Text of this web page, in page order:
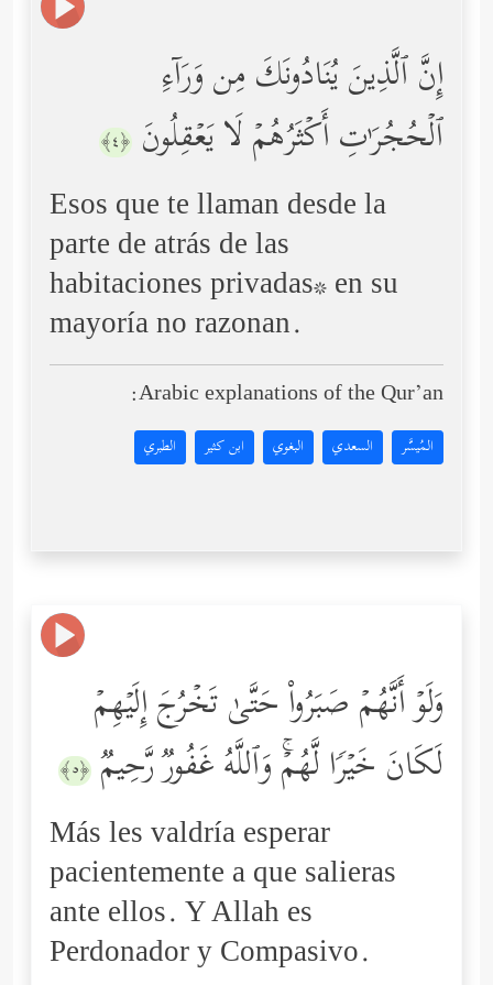
إِنَّ ٱلَّذِینَ یُنَادُونَكَ مِن وَرَاۤءِ
ٱلۡحُجُرَ ٰ⁠تِ أَكۡثَرُهُمۡ لَا یَعۡقِلُونَ ﴿٤﴾
Esos que te llaman desde la
parte de atrás de las
habitaciones privadas* en su
mayoría no razonan.
Arabic explanations of the Qur’an:
المُيسَّر السعدي البغوي ابن كثير الطبري
وَلَوۡ أَنَّهُمۡ صَبَرُواْ حَتَّىٰ تَخۡرُجَ إِلَیۡهِمۡ
لَكَانَ خَیۡرࣰا لَّهُمۡۚ وَٱللَّهُ غَفُورࣱ رَّحِیمࣱ ﴿٥﴾
Más les valdría esperar
pacientemente a que salieras
ante ellos. Y Allah es
Perdonador y Compasivo.